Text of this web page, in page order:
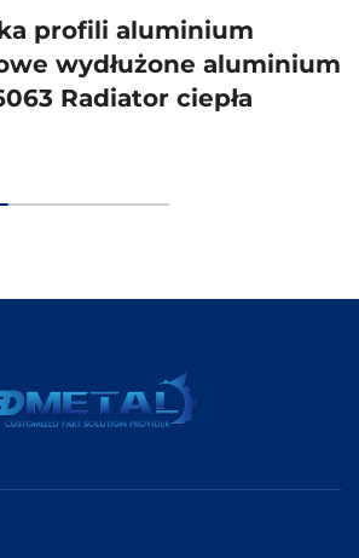
profili aluminium
wydłużone aluminium
Radiator ciepła